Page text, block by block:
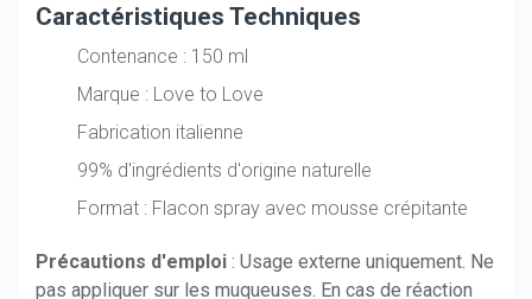
Caractéristiques Techniques
Contenance : 150 ml
Marque : Love to Love
Fabrication italienne
99% d'ingrédients d'origine naturelle
Format : Flacon spray avec mousse crépitante
Précautions d'emploi : Usage externe uniquement. Ne
pas appliquer sur les muqueuses. En cas de réaction